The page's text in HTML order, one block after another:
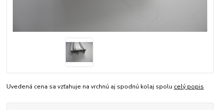
Uvedená cena sa vzťahuje na vrchnú aj spodnú kolaj spolu celý popis